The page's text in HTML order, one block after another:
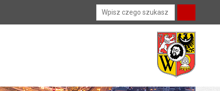
Wyszukiwarka